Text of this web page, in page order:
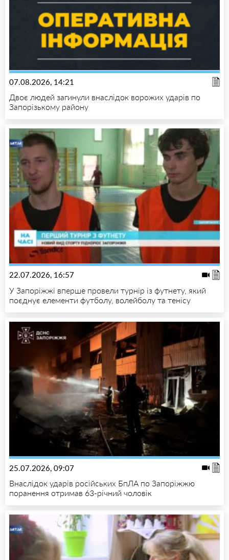
07.08.2026, 14:21
Двоє людей загинули внаслідок ворожих ударів по
Запорізькому району
22.07.2026, 16:57
У Запоріжжі вперше провели турнір із футнету, який
поєднує елементи футболу, волейболу та тенісу
25.07.2026, 09:07
Внаслідок ударів російських БпЛА по Запоріжжю
поранення отримав 63-річний чоловік